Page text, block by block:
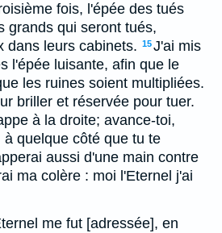
fois, l'épée des tués
grands qui seront tués,
dans leurs cabinets. 15J'ai mis
l'épée luisante, afin que le
les ruines soient multipliées.
briller et réservée pour tuer.
à la droite; avance-toi,
quelque côté que tu te
aussi d'une main contre
ma colère : moi l'Eternel j'ai
me fut [adressée], en